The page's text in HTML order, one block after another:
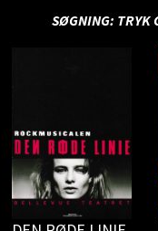
SØGNING: TRYK